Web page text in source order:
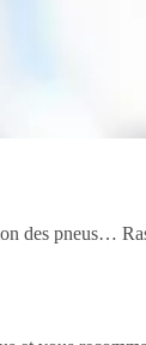
des pneus…